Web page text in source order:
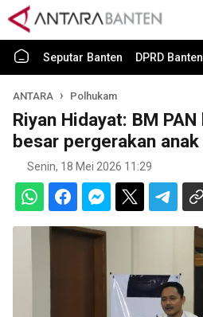
Seputar Banten DPRD Banten
ANTARA Polhukam
Riyan Hidayat: BM
besar pergerakan anak
Senin, 18 Mei 2026 11:29